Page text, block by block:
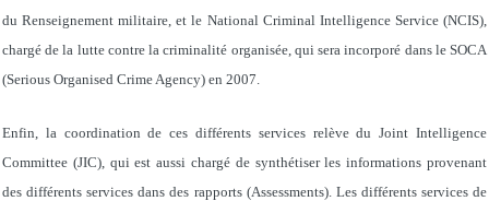
du Renseignement militaire, et le National Criminal Intelligence Service (NCIS),
chargé de la lutte contre la criminalité organisée, qui sera incorporé dans le SOCA
(Serious Organised Crime Agency) en 2007.
Enfin, la coordination de ces différents services relève du Joint Intelligence
Committee (JIC), qui est aussi chargé de synthétiser les informations provenant
des différents services dans des rapports (Assessments). Les différents services de